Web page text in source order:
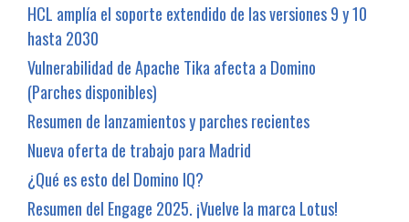
HCL amplía el soporte extendido de las versiones 9 y 10
hasta 2030
Vulnerabilidad de Apache Tika afecta a Domino
(Parches disponibles)
Resumen de lanzamientos y parches recientes
Nueva oferta de trabajo para Madrid
¿Qué es esto del Domino IQ?
Resumen del Engage 2025. ¡Vuelve la marca Lotus!